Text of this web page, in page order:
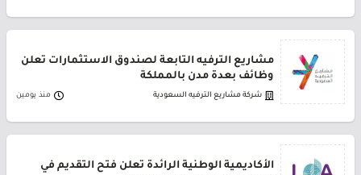
مشاريع الترفيه التابعة لصندوق الاستثمارات تعلن
وظائف بعدة مدن بالمملكة
شركة مشاريع الترفيه السعودية منذ يومين
الأكاديمية الوطنية الرائدة تعلن فتح التقديم في